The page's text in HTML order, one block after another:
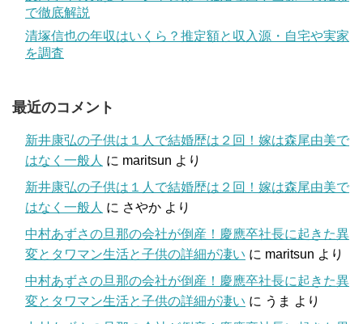
で徹底解説
清塚信也の年収はいくら？推定額と収入源・自宅や実家
を調査
最近のコメント
新井康弘の子供は１人で結婚歴は２回！嫁は森尾由美で
はなく一般人 に maritsun より
新井康弘の子供は１人で結婚歴は２回！嫁は森尾由美で
はなく一般人 に さやか より
中村あずさの旦那の会社が倒産！慶應卒社長に起きた異
変とタワマン生活と子供の詳細が凄い に maritsun より
中村あずさの旦那の会社が倒産！慶應卒社長に起きた異
変とタワマン生活と子供の詳細が凄い に うま より